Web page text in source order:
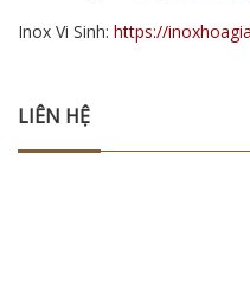
Inox Vi Sinh: https://
LIÊN HỆ